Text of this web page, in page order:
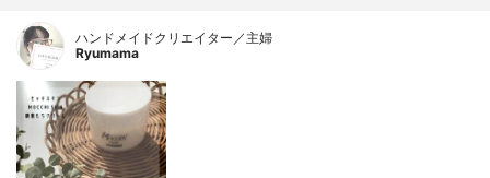
ハンドメイドクリエイター／主婦
Ryumama